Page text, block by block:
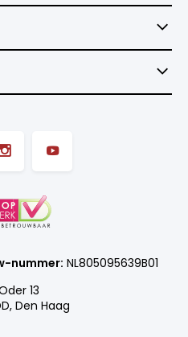
13
Den Haag
nummer: NL805095639B01